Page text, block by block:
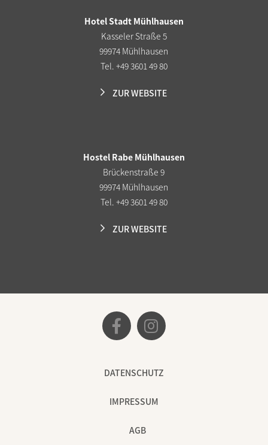
Hotel Stadt Mühlhausen
Kasseler Straße 5
99974 Mühlhausen
Tel. +49 3601 49 80
ZUR WEBSITE
Hostel Rabe Mühlhausen
Brückenstraße 9
99974 Mühlhausen
Tel. +49 3601 49 80
ZUR WEBSITE
DATENSCHUTZ
IMPRESSUM
AGB